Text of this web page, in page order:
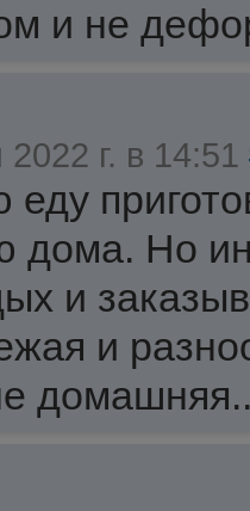
и не
г. в 14:51
дома. Но
и
и